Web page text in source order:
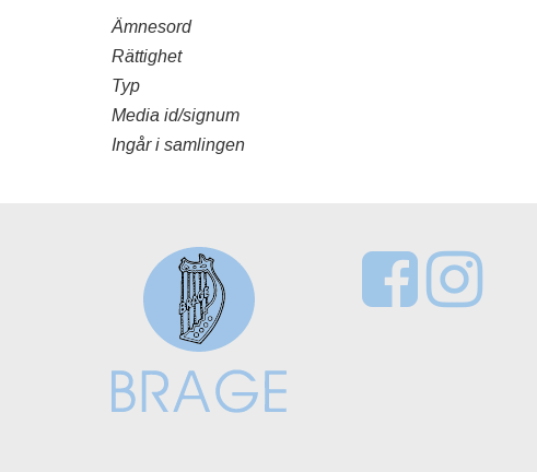
Ämnesord
Rättighet
Typ
Media id/signum
Ingår i samlingen